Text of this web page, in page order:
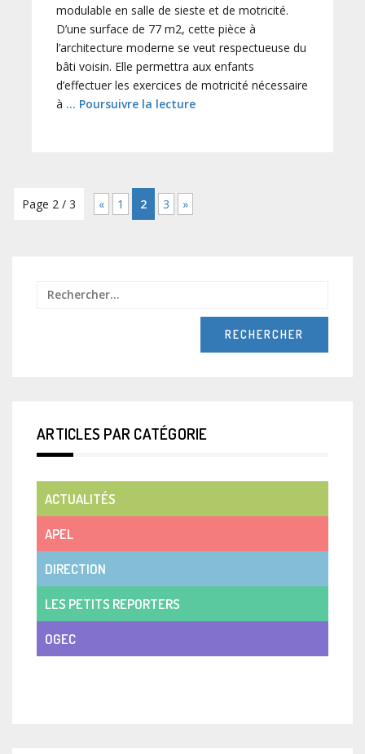
modulable en salle de sieste et de motricité.
D’une surface de 77 m2, cette pièce à
l’architecture moderne se veut respectueuse du
bâti voisin. Elle permettra aux enfants
d’effectuer les exercices de motricité nécessaire
à … Poursuivre la lecture
Page 2 / 3 « 1 2 3 »
ARTICLES PAR CATÉGORIE
ACTUALITÉS
APEL
DIRECTION
LES PETITS REPORTERS
OGEC